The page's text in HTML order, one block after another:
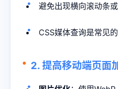
避免出现横向滚动条或
CSS媒体查询是常见的
2. 提高移动端页面